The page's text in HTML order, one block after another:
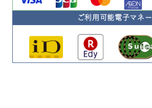
ご利用可能電子マネー